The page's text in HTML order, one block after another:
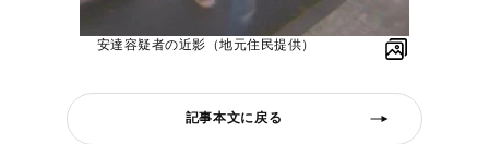
安達容疑者の近影（地元住民提供）
記事本文に戻る